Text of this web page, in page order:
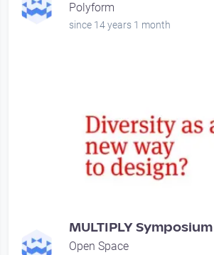
Polyform
since 14 years 1 month
MULTIPLY Symposium
Open Space